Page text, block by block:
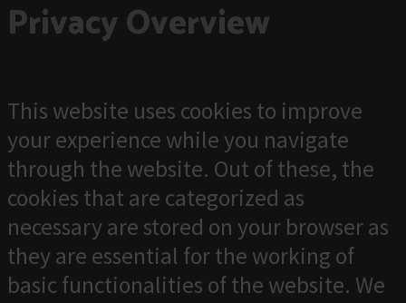
Privacy Overview
This website uses cookies to improve
your experience while you navigate
through the website. Out of these, the
cookies that are categorized as
necessary are stored on your browser as
they are essential for the working of
basic functionalities of the website. We